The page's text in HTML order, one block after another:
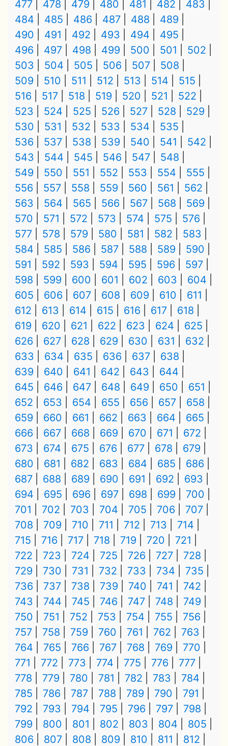
477 478 479 480 481 482
483
484
485 486 487 488
489
490
491 492 493 494
495
496
497 498 499 500 501
502
503
504 505 506 507
508
509
510 511 512 513 514
515
516
517 518 519 520 521
522
523
524 525 526 527 528
529
530
531 532 533 534
535
536
537 538 539 540 541
542
543
544 545 546 547
548
549
550 551 552 553 554
555
556
557 558 559 560 561
562
563
564 565 566 567 568
569
570
571 572 573 574 575
576
577
578 579 580 581 582
583
584
585 586 587 588 589
590
591
592 593 594 595 596
597
598
599 600 601 602 603
604
605
606 607 608 609 610
611
612
613 614 615 616 617
618
619
620 621 622 623 624
625
626
627 628 629 630 631
632
633
634 635 636 637
638
639
640 641 642 643
644
645
646 647 648 649 650
651
652
653 654 655 656 657
658
659
660 661 662 663 664
665
666
667 668 669 670 671
672
673
674 675 676 677 678
679
680
681 682 683 684 685
686
687
688 689 690 691 692
693
694
695 696 697 698 699
700
701
702 703 704 705 706
707
708
709 710 711 712 713
714
715
716 717 718 719 720
721
722
723 724 725 726 727
728
729
730 731 732 733 734
735
736
737 738 739 740 741
742
743
744 745 746 747 748
749
750
751 752 753 754 755
756
757
758 759 760 761 762
763
764
765 766 767 768 769
770
771
772 773 774 775 776
777
778
779 780 781 782 783
784
785
786 787 788 789 790
791
792
793 794 795 796 797
798
799
800 801 802 803 804
805
806
807 808 809 810 811
812